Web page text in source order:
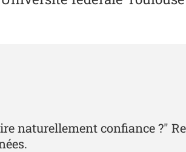
naturellement confiance ?"